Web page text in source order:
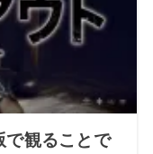
で観ることで